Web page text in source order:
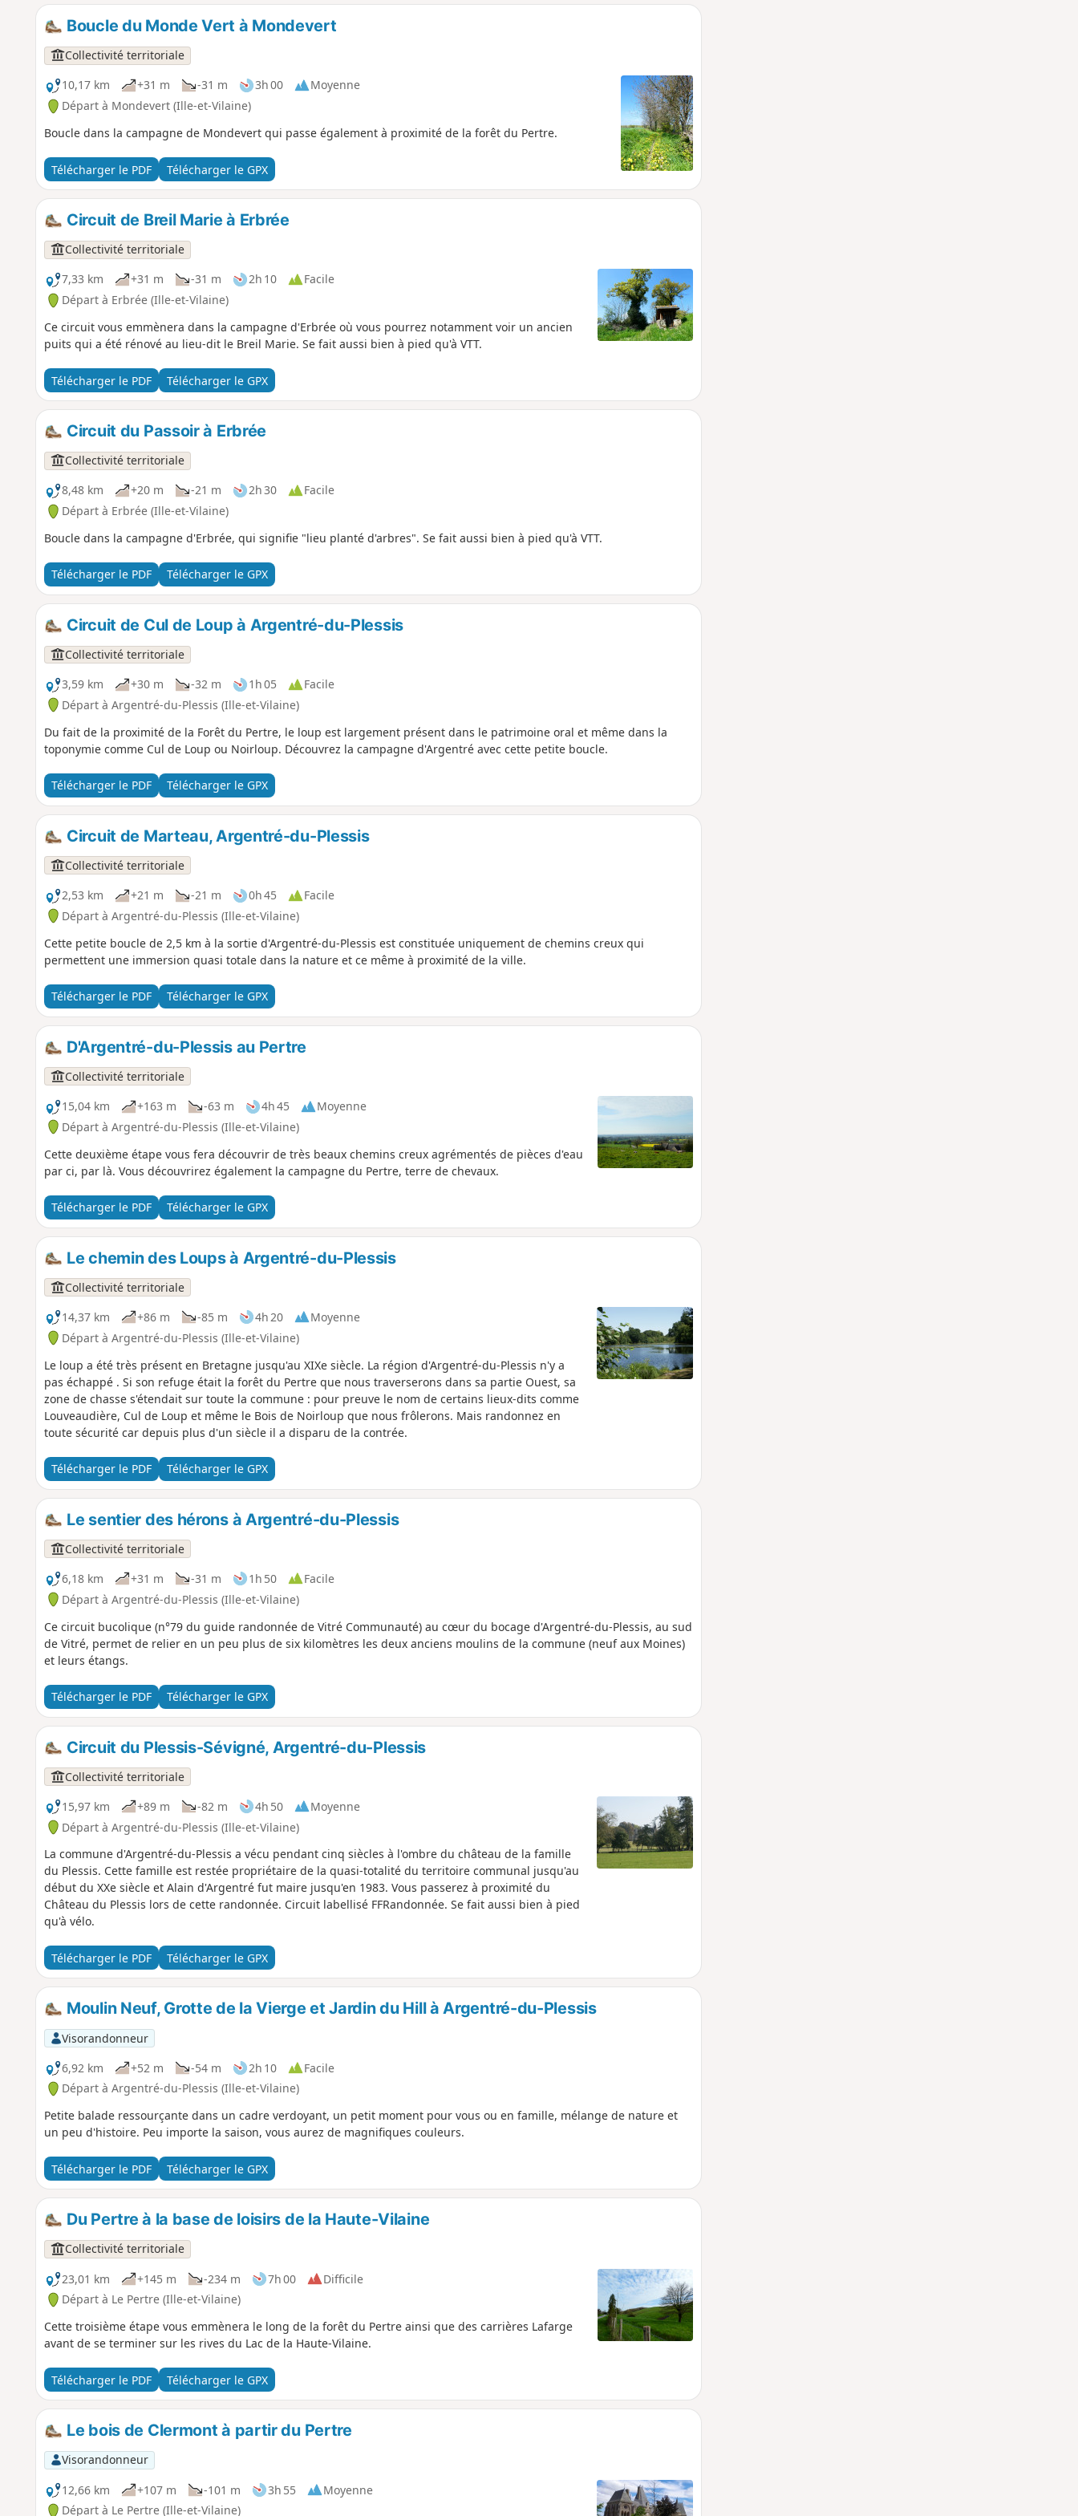
Boucle du Monde Vert à Mondevert
Collectivité territoriale
10,17 km
+31 m -31 m 3h 00
Moyenne
Départ à Mondevert (Ille-et-Vilaine)
Boucle dans la campagne de Mondevert qui passe également à proximité de la forêt du Pertre.
Télécharger le PDF Télécharger le GPX
Circuit de Breil Marie à Erbrée
Collectivité territoriale
7,33 km
+31 m -31 m 2h 10
Facile
Départ à Erbrée (Ille-et-Vilaine)
Ce circuit vous emmènera dans la campagne d'Erbrée où vous pourrez notamment voir un ancien
puits qui a été rénové au lieu-dit le Breil Marie. Se fait aussi bien à pied qu'à VTT.
Télécharger le PDF Télécharger le GPX
Circuit du Passoir à Erbrée
Collectivité territoriale
8,48 km
+20 m -21 m 2h 30
Facile
Départ à Erbrée (Ille-et-Vilaine)
Boucle dans la campagne d'Erbrée, qui signifie "lieu planté d'arbres". Se fait aussi bien à pied qu'à VTT.
Télécharger le PDF Télécharger le GPX
Circuit de Cul de Loup à Argentré-du-Plessis
Collectivité territoriale
3,59 km
+30 m -32 m 1h 05
Facile
Départ à Argentré-du-Plessis (Ille-et-Vilaine)
Du fait de la proximité de la Forêt du Pertre, le loup est largement présent dans le patrimoine oral et même dans la
toponymie comme Cul de Loup ou Noirloup. Découvrez la campagne d'Argentré avec cette petite boucle.
Télécharger le PDF Télécharger le GPX
Circuit de Marteau, Argentré-du-Plessis
Collectivité territoriale
2,53 km
+21 m -21 m 0h 45
Facile
Départ à Argentré-du-Plessis (Ille-et-Vilaine)
Cette petite boucle de 2,5 km à la sortie d'Argentré-du-Plessis est constituée uniquement de chemins creux qui
permettent une immersion quasi totale dans la nature et ce même à proximité de la ville.
Télécharger le PDF Télécharger le GPX
D'Argentré-du-Plessis au Pertre
Collectivité territoriale
15,04 km
+163 m -63 m 4h 45
Moyenne
Départ à Argentré-du-Plessis (Ille-et-Vilaine)
Cette deuxième étape vous fera découvrir de très beaux chemins creux agrémentés de pièces d'eau
par ci, par là. Vous découvrirez également la campagne du Pertre, terre de chevaux.
Télécharger le PDF Télécharger le GPX
Le chemin des Loups à Argentré-du-Plessis
Collectivité territoriale
14,37 km
+86 m -85 m 4h 20
Moyenne
Départ à Argentré-du-Plessis (Ille-et-Vilaine)
Le loup a été très présent en Bretagne jusqu'au XIXe siècle. La région d'Argentré-du-Plessis n'y a
pas échappé . Si son refuge était la forêt du Pertre que nous traverserons dans sa partie Ouest, sa
zone de chasse s'étendait sur toute la commune : pour preuve le nom de certains lieux-dits comme
Louveaudière, Cul de Loup et même le Bois de Noirloup que nous frôlerons. Mais randonnez en
toute sécurité car depuis plus d'un siècle il a disparu de la contrée.
Télécharger le PDF Télécharger le GPX
Le sentier des hérons à Argentré-du-Plessis
Collectivité territoriale
6,18 km
+31 m -31 m 1h 50
Facile
Départ à Argentré-du-Plessis (Ille-et-Vilaine)
Ce circuit bucolique (n°79 du guide randonnée de Vitré Communauté) au cœur du bocage d'Argentré-du-Plessis, au sud
de Vitré, permet de relier en un peu plus de six kilomètres les deux anciens moulins de la commune (neuf aux Moines)
et leurs étangs.
Télécharger le PDF Télécharger le GPX
Circuit du Plessis-Sévigné, Argentré-du-Plessis
Collectivité territoriale
15,97 km
+89 m -82 m 4h 50
Moyenne
Départ à Argentré-du-Plessis (Ille-et-Vilaine)
La commune d'Argentré-du-Plessis a vécu pendant cinq siècles à l'ombre du château de la famille
du Plessis. Cette famille est restée propriétaire de la quasi-totalité du territoire communal jusqu'au
début du XXe siècle et Alain d'Argentré fut maire jusqu'en 1983. Vous passerez à proximité du
Château du Plessis lors de cette randonnée. Circuit labellisé FFRandonnée. Se fait aussi bien à pied
qu'à vélo.
Télécharger le PDF Télécharger le GPX
Moulin Neuf, Grotte de la Vierge et Jardin du Hill à Argentré-du-Plessis
Visorandonneur
6,92 km
+52 m -54 m 2h 10
Facile
Départ à Argentré-du-Plessis (Ille-et-Vilaine)
Petite balade ressourçante dans un cadre verdoyant, un petit moment pour vous ou en famille, mélange de nature et
un peu d'histoire. Peu importe la saison, vous aurez de magnifiques couleurs.
Télécharger le PDF Télécharger le GPX
Du Pertre à la base de loisirs de la Haute-Vilaine
Collectivité territoriale
23,01 km
+145 m -234 m 7h 00
Difficile
Départ à Le Pertre (Ille-et-Vilaine)
Cette troisième étape vous emmènera le long de la forêt du Pertre ainsi que des carrières Lafarge
avant de se terminer sur les rives du Lac de la Haute-Vilaine.
Télécharger le PDF Télécharger le GPX
Le bois de Clermont à partir du Pertre
Visorandonneur
12,66 km
+107 m -101 m 3h 55
Moyenne
Départ à Le Pertre (Ille-et-Vilaine)